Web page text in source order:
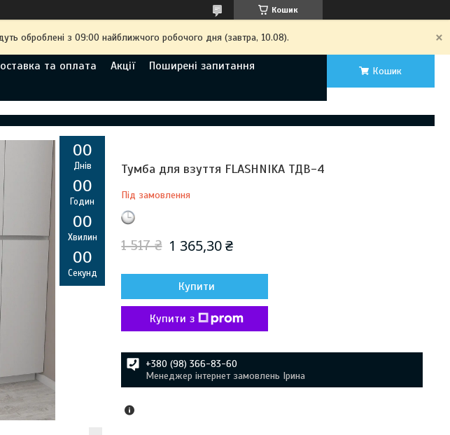
Кошик
оброблені з 09:00 найближчого робочого дня (завтра, 10.08).
та оплата Акції
Поширені запитання
Кошик
00
Днів
00
Годин
00
Хвилин
00
Секунд
Тумба для взуття FLASHNIKA ТДВ-4
Під замовлення
1 517 ₴ 1 365,30 ₴
Купити
Купити з
+380 (98) 366-83-60
Менеджер інтернет замовлень Ірина